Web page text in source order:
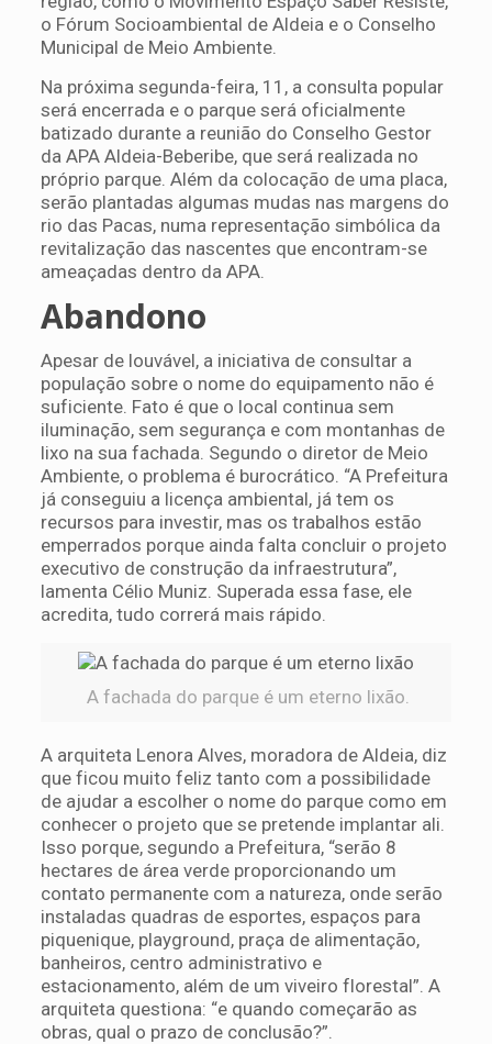
o Fórum Socioambiental de Aldeia e o Conselho
Municipal de Meio Ambiente.
Na próxima segunda-feira, 11, a consulta popular
será encerrada e o parque será oficialmente
batizado durante a reunião do Conselho Gestor
da APA Aldeia-Beberibe, que será realizada no
próprio parque. Além da colocação de uma placa,
serão plantadas algumas mudas nas margens do
rio das Pacas, numa representação simbólica da
revitalização das nascentes que encontram-se
ameaçadas dentro da APA.
Abandono
Apesar de louvável, a iniciativa de consultar a
população sobre o nome do equipamento não é
suficiente. Fato é que o local continua sem
iluminação, sem segurança e com montanhas de
lixo na sua fachada. Segundo o diretor de Meio
Ambiente, o problema é burocrático. “A Prefeitura
já conseguiu a licença ambiental, já tem os
recursos para investir, mas os trabalhos estão
emperrados porque ainda falta concluir o projeto
executivo de construção da infraestrutura”,
lamenta Célio Muniz. Superada essa fase, ele
acredita, tudo correrá mais rápido.
A fachada do parque é um eterno lixão.
A arquiteta Lenora Alves, moradora de Aldeia, diz
que ficou muito feliz tanto com a possibilidade
de ajudar a escolher o nome do parque como em
conhecer o projeto que se pretende implantar ali.
Isso porque, segundo a Prefeitura, “serão 8
hectares de área verde proporcionando um
contato permanente com a natureza, onde serão
instaladas quadras de esportes, espaços para
piquenique, playground, praça de alimentação,
banheiros, centro administrativo e
estacionamento, além de um viveiro florestal”. A
arquiteta questiona: “e quando começarão as
obras, qual o prazo de conclusão?”.